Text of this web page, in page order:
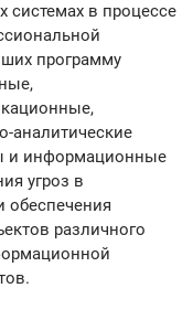
в процессе
программу
и информационные
угроз в
обеспечения
различного